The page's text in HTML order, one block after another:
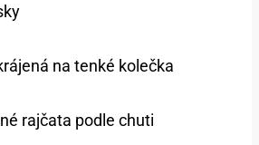
na tenké kolečka
rajčata podle chuti